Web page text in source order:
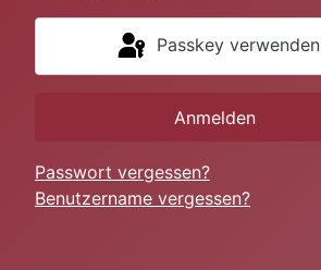
Passkey verwenden
Anmelden
Passwort vergessen?
Benutzername vergessen?